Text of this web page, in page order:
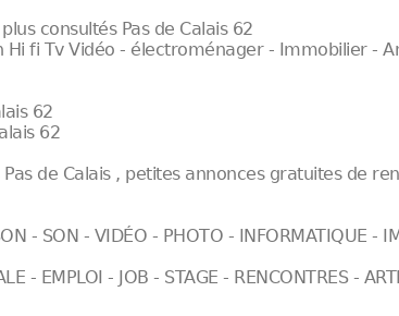
consultés Pas de Calais 62
fi Tv Vidéo - électroménager - Immobilier -
62
62
de Calais , petites annonces gratuites de
- SON - VIDÉO - PHOTO - INFORMATIQUE -
- EMPLOI - JOB - STAGE - RENCONTRES -